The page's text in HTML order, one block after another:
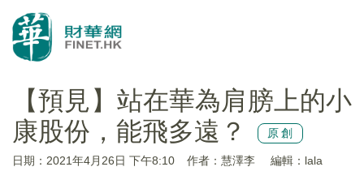
【預見】站在華為肩膀上的小
康股份，能飛多遠？
原創
日期：2021年4月26日 下午8:10 作者：慧澤李 編輯：lala